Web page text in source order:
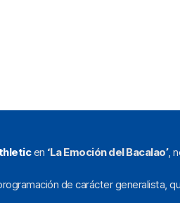
en ‘La Emoción del Bacalao’,
de carácter generalista,